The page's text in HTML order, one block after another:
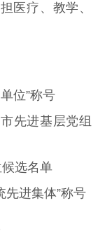
医疗、教学、
位”称号
先进基层党组
选名单
先进集体”称号